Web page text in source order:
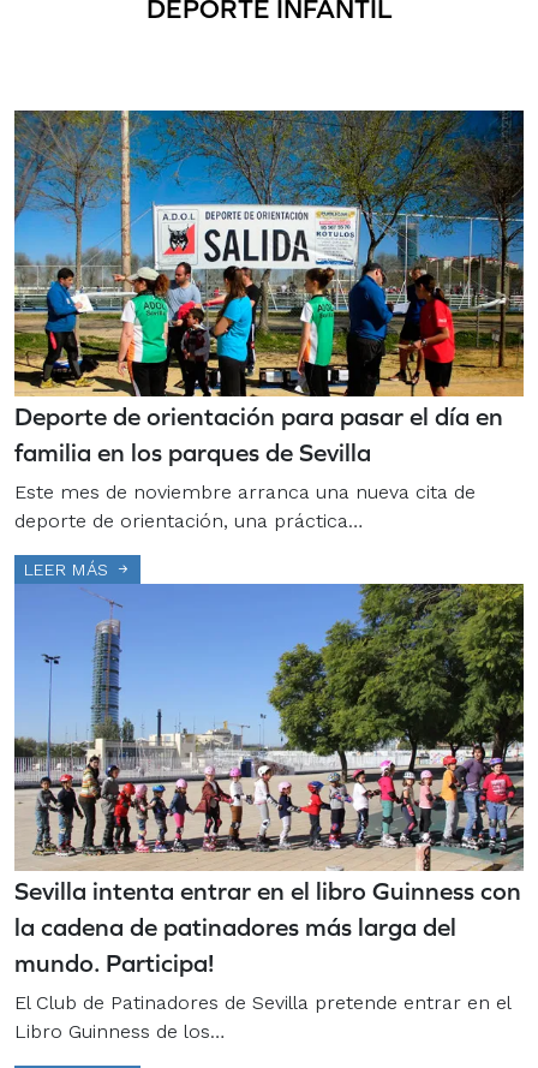
DEPORTE INFANTIL
Deporte de orientación para pasar el día en
familia en los parques de Sevilla
Este mes de noviembre arranca una nueva cita de
deporte de orientación, una práctica…
LEER MÁS
Sevilla intenta entrar en el libro Guinness con
la cadena de patinadores más larga del
mundo. Participa!
El Club de Patinadores de Sevilla pretende entrar en el
Libro Guinness de los…